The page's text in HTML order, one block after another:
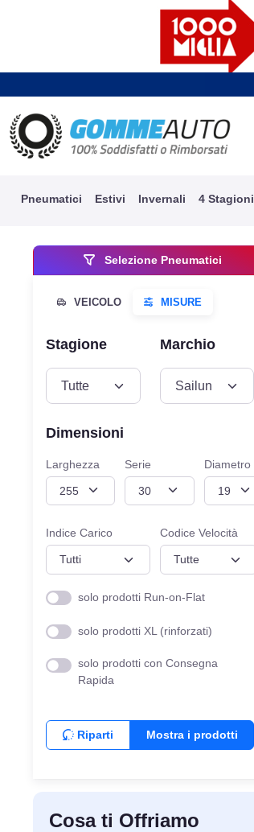
Pneumatici Estivi Invernali 4 Stagioni
Selezione Pneumatici
MISURE
Stagione Marchio
Dimensioni
Larghezza Serie Diametro
Indice Carico Codice Velocità
solo prodotti Run-on-Flat
solo prodotti XL (rinforzati)
solo prodotti con Consegna
Rapida
Riparti Mostra i prodotti
Cosa ti Offriamo